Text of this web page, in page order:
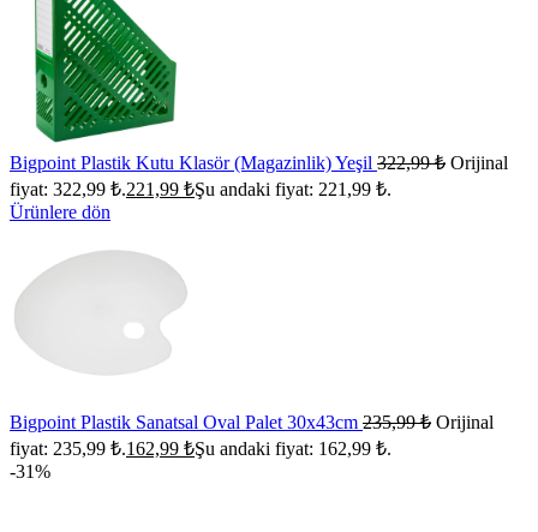
Bigpoint Plastik Kutu Klasör (Magazinlik) Yeşil 322,99₺ Orijinal
fiyat: 322,99 ₺.221,99 ₺Şu andaki fiyat: 221,99 ₺.
Ürünlere dön
Bigpoint Plastik Sanatsal Oval Palet 30x43cm 235,99₺ Orijinal
fiyat: 235,99 ₺.162,99 ₺Şu andaki fiyat: 162,99 ₺.
-31%